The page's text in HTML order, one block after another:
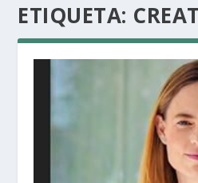
ETIQUETA: